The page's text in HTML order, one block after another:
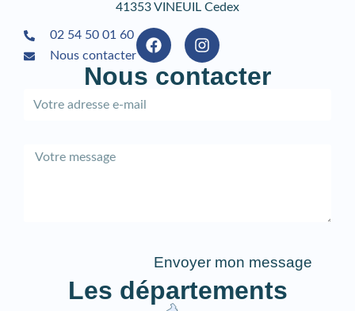
41353 VINEUIL Cedex
02 54 50 01 60
Nous contacter
Nous contacter
Envoyer mon message
Les départements